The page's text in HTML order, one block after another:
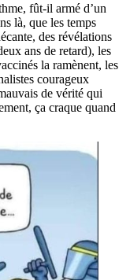
fût-il armé d’un
là, que les temps
des révélations
ans de retard), les
la ramènent, les
courageux
de vérité qui
ça craque quand